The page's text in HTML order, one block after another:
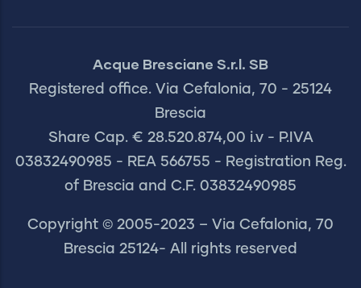
Acque Bresciane S.r.l. SB
Registered office. Via Cefalonia, 70 - 25124
Brescia
Share Cap. € 28.520.874,00 i.v - P.IVA
03832490985 - REA 566755 - Registration Reg.
of Brescia and C.F. 03832490985
Copyright © 2005-2023 – Via Cefalonia, 70
Brescia 25124- All rights reserved